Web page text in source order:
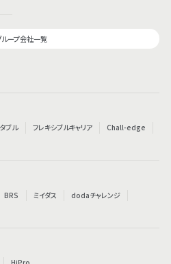
ループ会社一覧
ブル フレキシブルキャリア
Chall-edge
BRS ミイダス
dodaチャレンジ